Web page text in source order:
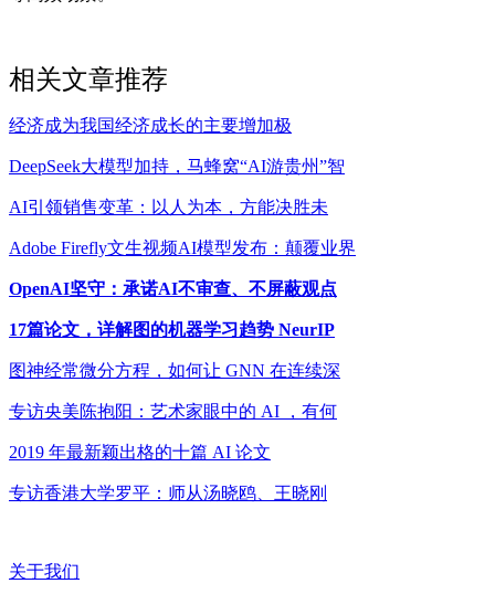
相关文章推荐
经济成为我国经济成长的主要增加极
DeepSeek大模型加持，马蜂窝“AI游贵州”智
AI引领销售变革：以人为本，方能决胜未
Adobe Firefly文生视频AI模型发布：颠覆业界
OpenAI坚守：承诺AI不审查、不屏蔽观点
17篇论文，详解图的机器学习趋势 NeurIP
图神经常微分方程，如何让 GNN 在连续深
专访央美陈抱阳：艺术家眼中的 AI ，有何
2019 年最新颖出格的十篇 AI 论文
专访香港大学罗平：师从汤晓鸥、王晓刚
关于我们